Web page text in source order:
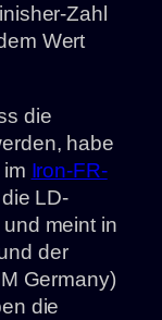
Zahl
Wert
die
habe
Iron-FR-
LD-
meint in
der
Germany)
die